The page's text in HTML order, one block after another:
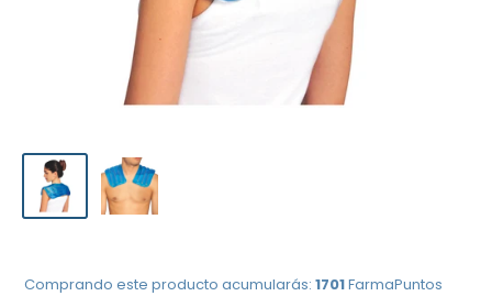
Comprando este producto acumularás: 1701FarmaPuntos